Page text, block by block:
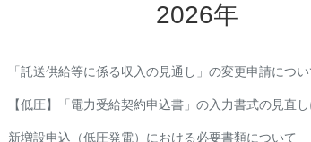
2026年
「託送供給等に係る収入の見通し」の変更申請につい
【低圧】「電力受給契約申込書」の入力書式の見直
新増設申込（低圧発電）における必要書類について